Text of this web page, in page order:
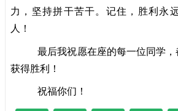
力，坚持拼干苦干。记住，胜利永
人！
最后我祝愿在座的每一位同学，
获得胜利！
祝福你们！